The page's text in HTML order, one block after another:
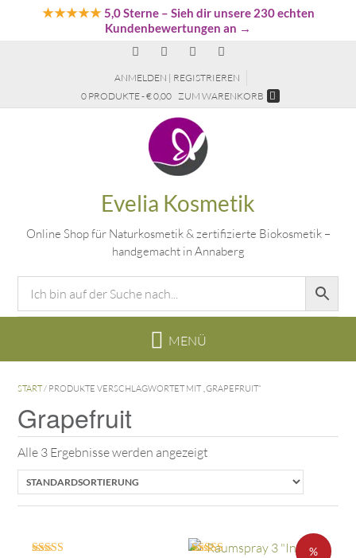
★★★★★5,0 Sterne– Sieh dir unsere 230 echten
Kundenbewertungen an →
ANMELDEN | REGISTRIEREN
0 PRODUKTE - € 0,00 ZUM WARENKORB
Evelia Kosmetik
Online Shop für Naturkosmetik & zertifizierte Biokosmetik –
handgemacht in Annaberg
START/ PRODUKTE VERSCHLAGWORTET MIT „GRAPEFRUIT“
Grapefruit
Alle 3 Ergebnisse werden angezeigt
%